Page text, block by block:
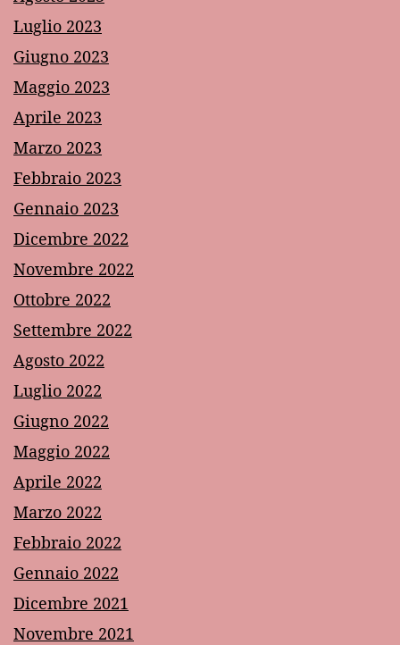
Luglio 2023
Giugno 2023
Maggio 2023
Aprile 2023
Marzo 2023
Febbraio 2023
Gennaio 2023
Dicembre 2022
Novembre 2022
Ottobre 2022
Settembre 2022
Agosto 2022
Luglio 2022
Giugno 2022
Maggio 2022
Aprile 2022
Marzo 2022
Febbraio 2022
Gennaio 2022
Dicembre 2021
Novembre 2021